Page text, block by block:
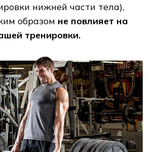
нижней части тела),
образом не повлияет на
тренировки.